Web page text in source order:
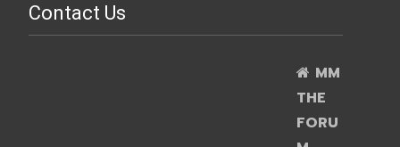
Contact Us
MM
THE
FORU